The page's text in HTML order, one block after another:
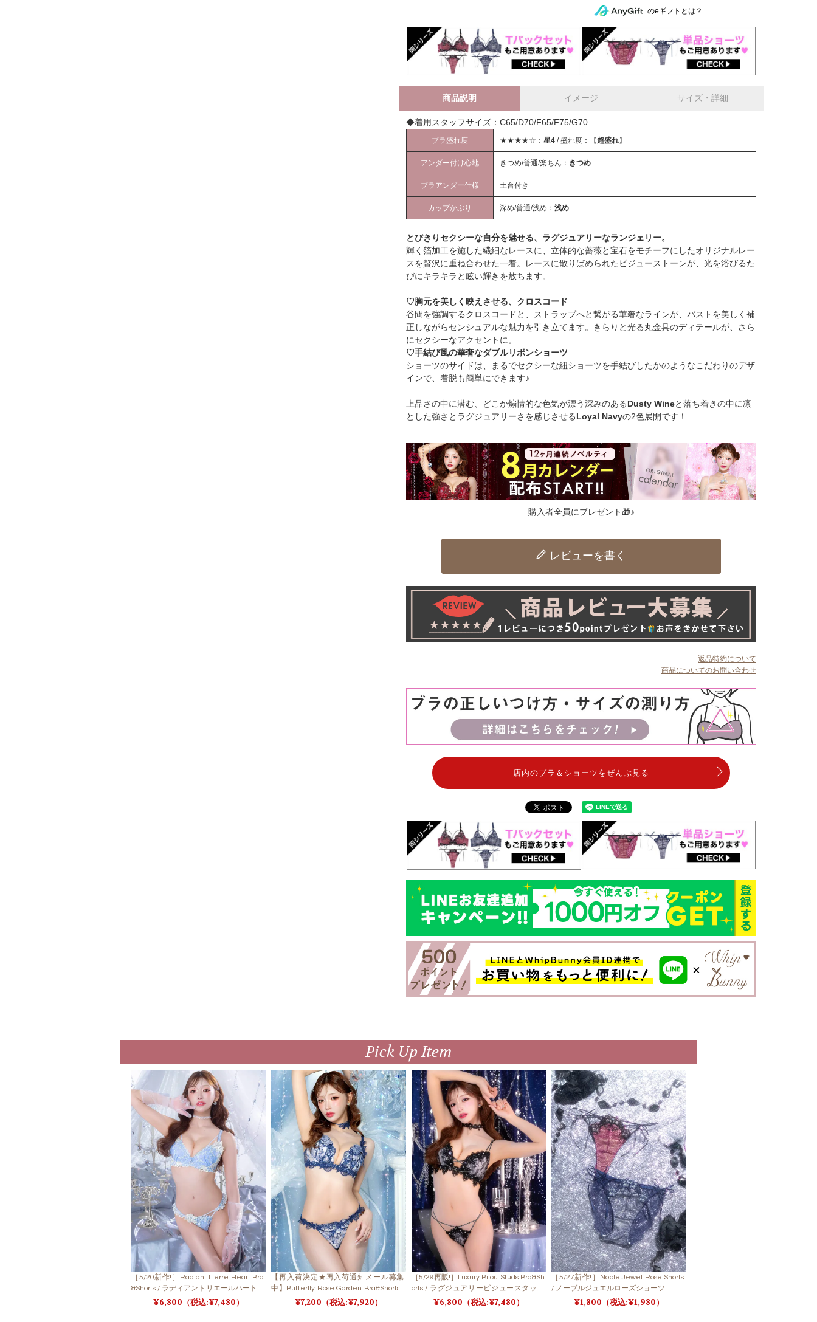
のeギフトとは？
商品説明 イメージ サイズ・詳細
◆着用スタッフサイズ：C65/D70/F65/F75/G70
ブラ盛れ度 ★★★★☆： 星4/ 盛れ度：【超盛れ】
アンダー付け心地 きつめ/普通/楽ちん： きつめ
ブラアンダー仕様 土台付き
カップかぶり 深め/普通/浅め： 浅め
とびきりセクシーな自分を魅せる、ラグジュアリーなランジェリー。
輝く箔加工を施した繊細なレースに、立体的な薔薇と宝石をモチーフにしたオリジナルレー
スを贅沢に重ね合わせた一着。レースに散りばめられたビジューストーンが、光を浴びるた
びにキラキラと眩い輝きを放ちます。
♡胸元を美しく映えさせる、クロスコード
谷間を強調するクロスコードと、ストラップへと繋がる華奢なラインが、バストを美しく補
正しながらセンシュアルな魅力を引き立てます。きらりと光る丸金具のディテールが、さら
にセクシーなアクセントに。
♡手結び風の華奢なダブルリボンショーツ
ショーツのサイドは、まるでセクシーな紐ショーツを手結びしたかのようなこだわりのデザ
インで、着脱も簡単にできます♪
上品さの中に潜む、どこか煽情的な色気が漂う深みのあるDusty Wineと落ち着きの中に凛
とした強さとラグジュアリーさを感じさせるLoyal Navyの2色展開です！
購入者全員にプレゼント🎁♪
レビューを書く
返品特約について
商品についてのお問い合わせ
店内のブラ＆ショーツをぜんぶ見る
Pick Up Item
［5/20新作!］Radiant Lierre Heart Bra
&Shorts / ラディアントリエールハートブ
ラ＆ショーツ
6,800 7,480
【再入荷決定★再入荷通知メール募集
中】Butterfly Rose Garden Bra&Shorts /
バタフライローズガーデンブラ＆ショー
7,200 7,920
［5/29再販!］Luxury Bijou Studs Bra&Sh
orts / ラグジュアリービジュースタッズ
ブラ＆ショーツ
6,800 7,480
［5/27新作!］Noble Jewel Rose Shorts
/ ノーブルジュエルローズショーツ
1,800 1,980